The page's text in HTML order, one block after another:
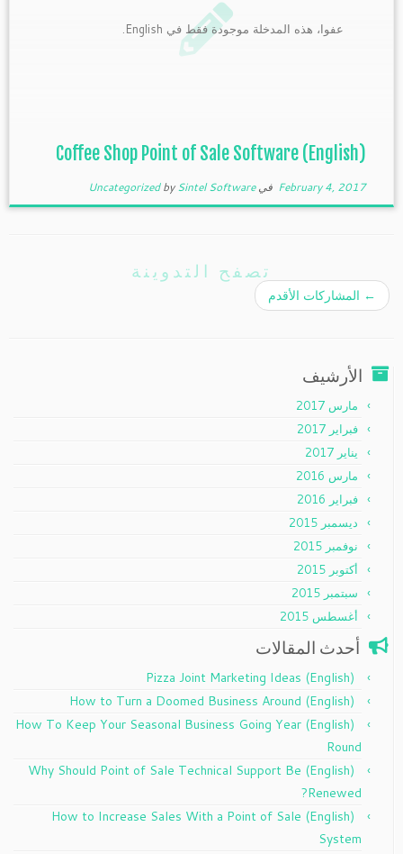
عفوا، هذه المدخلة موجودة فقط في English.
(English) Coffee Shop Point of Sale Software
February 4, 2017 في UncategorizedbySintel Software
تصفح التدوينة
← المشاركات الأقدم
الأرشيف
مارس 2017
فبراير 2017
يناير 2017
مارس 2016
فبراير 2016
ديسمبر 2015
نوفمبر 2015
أكتوبر 2015
سبتمبر 2015
أغسطس 2015
أحدث المقالات
(English) Pizza Joint Marketing Ideas
(English) How to Turn a Doomed Business Around
(English) How To Keep Your Seasonal Business Going Year
Round
(English) Why Should Point of Sale Technical Support Be
Renewed?
(English) How to Increase Sales With a Point of Sale
System